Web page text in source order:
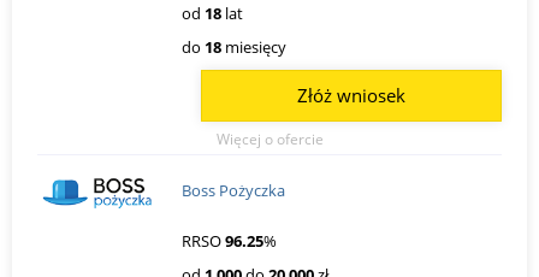
od 18 lat
do 18 miesięcy
Więcej o ofercie
Złóż wniosek
Boss Pożyczka
RRSO96.25%